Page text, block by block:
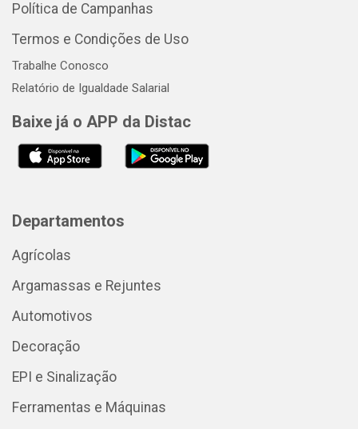
Política de Campanhas
Termos e Condições de Uso
Trabalhe Conosco
Relatório de Igualdade Salarial
Baixe já o APP da Distac
Departamentos
Agrícolas
Argamassas e Rejuntes
Automotivos
Decoração
EPI e Sinalização
Ferramentas e Máquinas